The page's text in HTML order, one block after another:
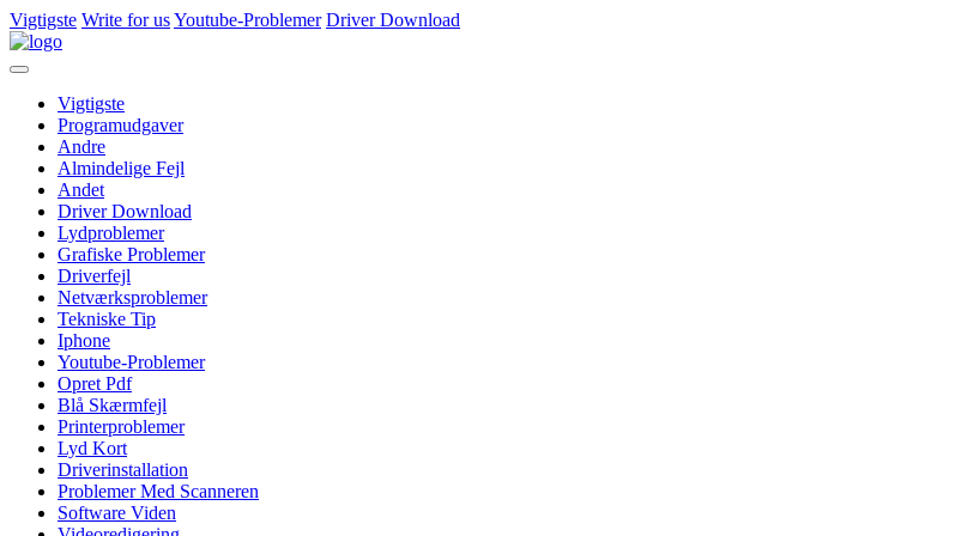
Vigtigste Write for usYoutube-Problemer Driver Download
Vigtigste
Programudgaver
Andre
Almindelige Fejl
Andet
Driver Download
Lydproblemer
Grafiske Problemer
Driverfejl
Netværksproblemer
Tekniske Tip
Iphone
Youtube-Problemer
Opret Pdf
Blå Skærmfejl
Printerproblemer
Lyd Kort
Driverinstallation
Problemer Med Scanneren
Software Viden